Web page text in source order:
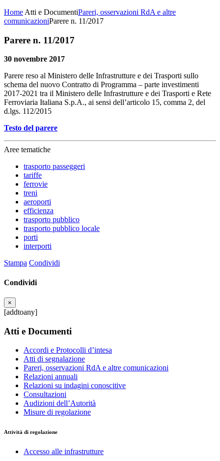
Home Atti e DocumentiPareri, osservazioni RdA e altre
comunicazioniParere n. 11/2017
Parere n. 11/2017
30 novembre 2017
Parere reso al Ministero delle Infrastrutture e dei Trasporti sullo
schema del nuovo Contratto di Programma – parte investimenti
2017-2021 tra il Ministero delle Infrastrutture e dei Trasporti e Rete
Ferroviaria Italiana S.p.A., ai sensi dell’articolo 15, comma 2, del
d.lgs. 112/2015
Testo del parere
Aree tematiche
trasporto passeggeri
tariffe
ferrovie
treni
aeroporti
efficienza
trasporto pubblico
trasporto pubblico locale
porti
interporti
Stampa Condividi
Condividi
×
[addtoany]
Atti e Documenti
Accordi e Protocolli d’intesa
Atti di segnalazione
Pareri, osservazioni RdA e altre comunicazioni
Relazioni annuali
Relazioni su indagini conoscitive
Consultazioni
Audizioni dell’Autorità
Misure di regolazione
Attività di regolazione
Accesso alle infrastrutture